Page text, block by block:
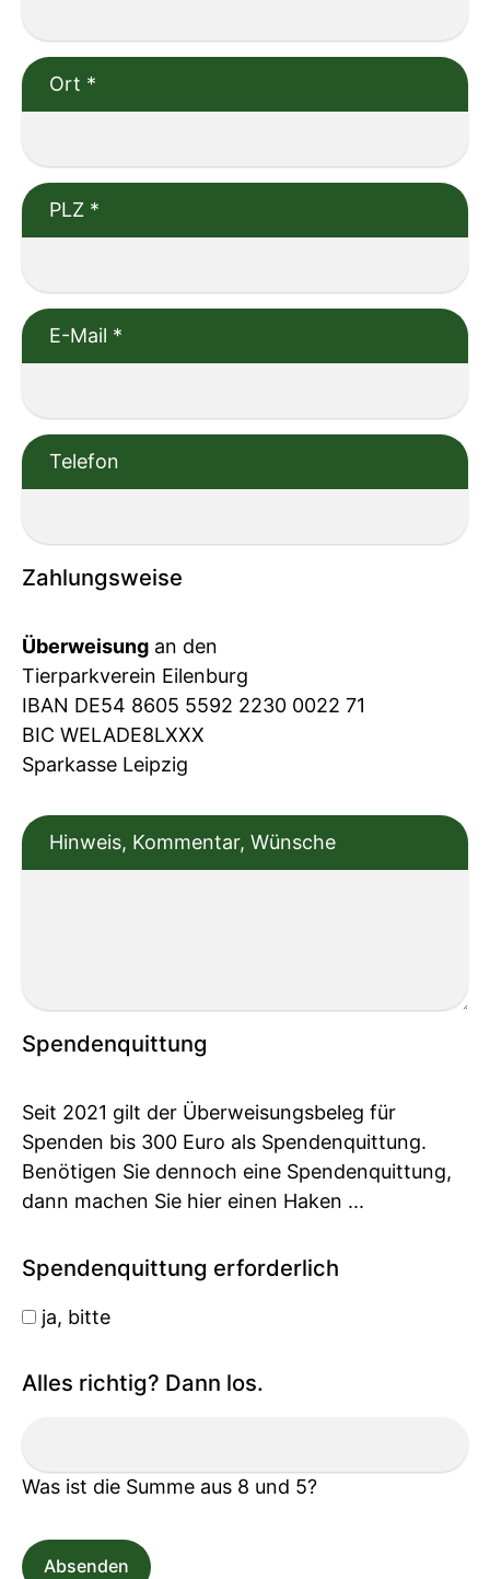
Ort *
PLZ *
E-Mail *
Telefon
Zahlungsweise
Überweisung an den
Tierparkverein Eilenburg
IBAN DE54 8605 5592 2230 0022 71
BIC WELADE8LXXX
Sparkasse Leipzig
Hinweis, Kommentar, Wünsche
Spendenquittung
Seit 2021 gilt der Überweisungsbeleg für
Spenden bis 300 Euro als Spendenquittung.
Benötigen Sie dennoch eine Spendenquittung,
dann machen Sie hier einen Haken ...
Spendenquittung erforderlich
ja, bitte
Alles richtig? Dann los.
Was ist die Summe aus 8 und 5?
Absenden